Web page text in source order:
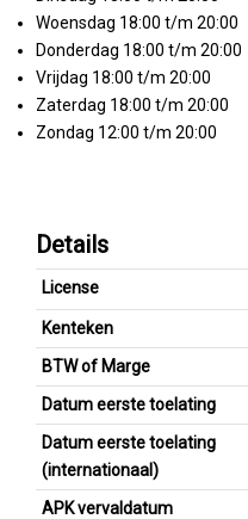
Woensdag 18:00 t/m 20:00
Donderdag 18:00 t/m 20:00
Vrijdag 18:00 t/m 20:00
Zaterdag 18:00 t/m 20:00
Zondag 12:00 t/m 20:00
Details
License
Kenteken
BTW of Marge
Datum eerste toelating
Datum eerste toelating
(internationaal)
APK vervaldatum